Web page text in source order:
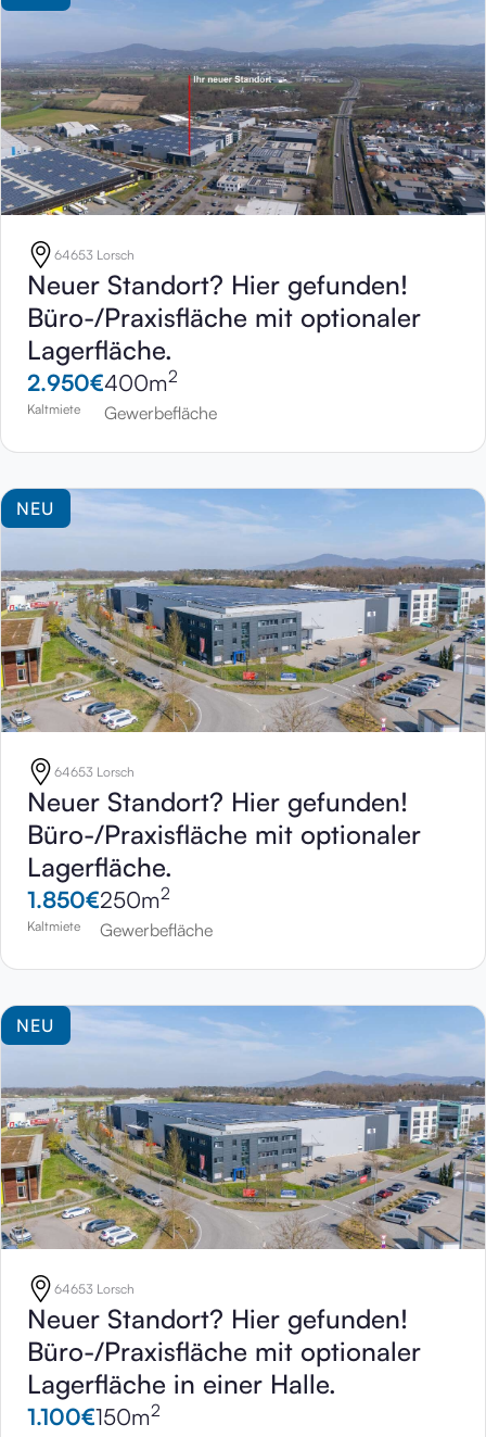
64653 Lorsch
Neuer Standort? Hier gefunden!
Büro-/Praxisfläche mit optionaler
Lagerfläche.
2.950€
Kaltmiete
400m2
Gewerbefläche
NEU
64653 Lorsch
Neuer Standort? Hier gefunden!
Büro-/Praxisfläche mit optionaler
Lagerfläche.
1.850€
Kaltmiete
250m2
Gewerbefläche
NEU
64653 Lorsch
Neuer Standort? Hier gefunden!
Büro-/Praxisfläche mit optionaler
Lagerfläche in einer Halle.
1.100€150m2